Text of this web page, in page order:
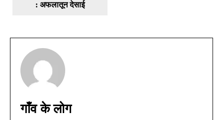
: अफलातून देसाई
गाँव के लोग